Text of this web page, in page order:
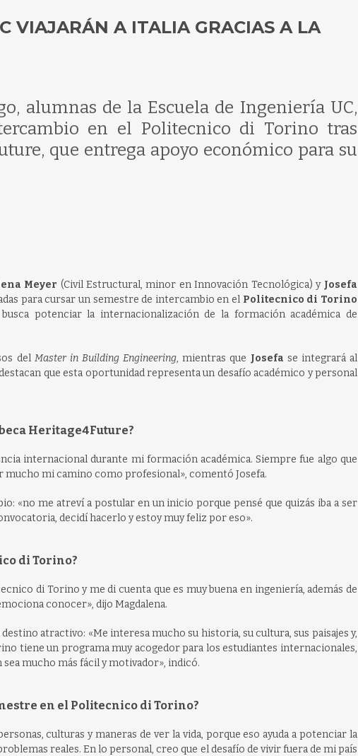
VIAJARÁN A ITALIA GRACIAS A LA
alumnas de la Escuela de Ingeniería UC,
en el Politecnico di Torino tras
que entrega apoyo económico para su
Meyer (Civil Estructural, minor en Innovación Tecnológica) y Josefa
para cursar un semestre de intercambio en el Politecnico di Torino
potenciar la internacionalización de la formación académica de
del Master in Building Engineering, mientras que Josefa se integrará al
que esta oportunidad representa un desafío académico y personal
Heritage4Future?
internacional durante mi formación académica. Siempre fue algo que
mucho mi camino como profesional», comentó Josefa.
«no me atreví a postular en un inicio porque pensé que quizás iba a ser
decidí hacerlo y estoy muy feliz por eso».
di Torino?
di Torino y me di cuenta que es muy buena en ingeniería, además de
conocer», dijo Magdalena.
atractivo: «Me interesa mucho su historia, su cultura, sus paisajes y,
tiene un programa muy acogedor para los estudiantes internacionales,
mucho más fácil y motivador», indicó.
en el Politecnico di Torino?
culturas y maneras de ver la vida, porque eso ayuda a potenciar la
reales. En lo personal, creo que el desafío de vivir fuera de mi país